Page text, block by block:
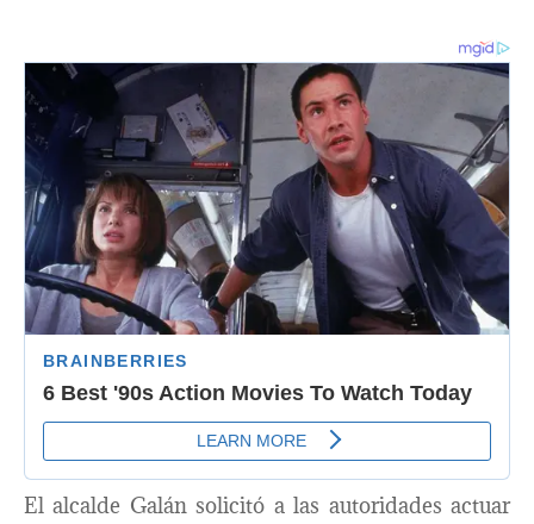
El alcalde Galán solicitó a las autoridades actuar